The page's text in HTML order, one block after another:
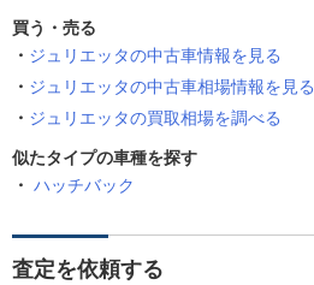
買う・売る
ジュリエッタの中古車情報を見る
ジュリエッタの中古車相場情報を見る
ジュリエッタの買取相場を調べる
似たタイプの車種を探す
ハッチバック
査定を依頼する